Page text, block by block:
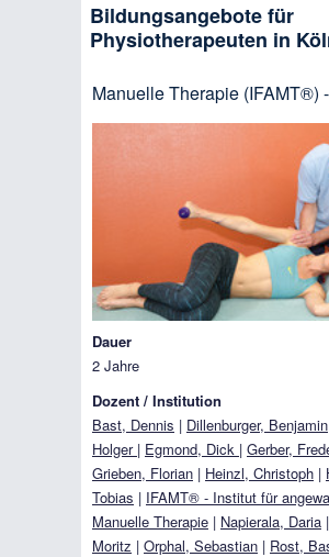
Bildungsangebote für
Physiotherapeuten in
Manuelle Therapie (IFAMT®)
Dauer
2 Jahre
Dozent / Institution
Bast, Dennis | Dillenburger, Benjamin
Holger | Egmond, Dick | Gerber,
Grieben, Florian | Heinzl, Christoph |
Tobias | IFAMT® - Institut für
Manuelle Therapie | Napierala, Daria |
Moritz | Orphal, Sebastian | Rost,